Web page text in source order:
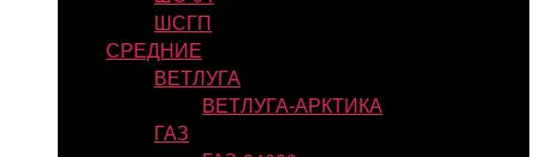
ШСГП
СРЕДНИЕ
ВЕТЛУГА
ВЕТЛУГА-АРКТИКА
ГАЗ